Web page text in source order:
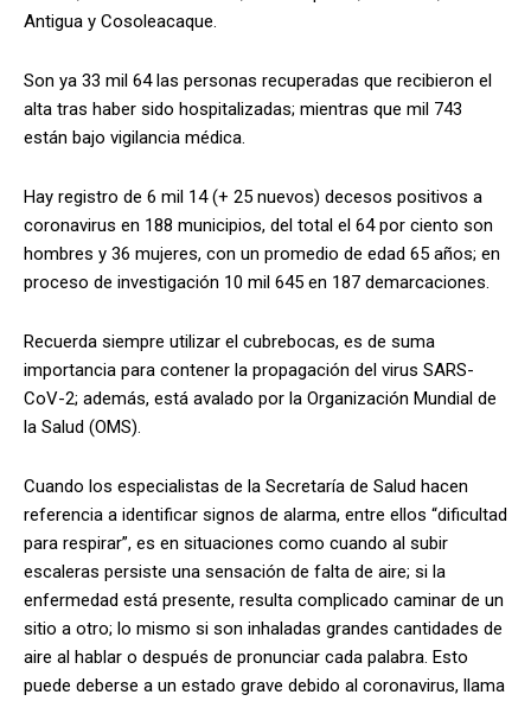
Antigua y Cosoleacaque.
Son ya 33 mil 64 las personas recuperadas que recibieron el
alta tras haber sido hospitalizadas; mientras que mil 743
están bajo vigilancia médica.
Hay registro de 6 mil 14 (+ 25 nuevos) decesos positivos a
coronavirus en 188 municipios, del total el 64 por ciento son
hombres y 36 mujeres, con un promedio de edad 65 años; en
proceso de investigación 10 mil 645 en 187 demarcaciones.
Recuerda siempre utilizar el cubrebocas, es de suma
importancia para contener la propagación del virus SARS-
CoV-2; además, está avalado por la Organización Mundial de
la Salud (OMS).
Cuando los especialistas de la Secretaría de Salud hacen
referencia a identificar signos de alarma, entre ellos “dificultad
para respirar”, es en situaciones como cuando al subir
escaleras persiste una sensación de falta de aire; si la
enfermedad está presente, resulta complicado caminar de un
sitio a otro; lo mismo si son inhaladas grandes cantidades de
aire al hablar o después de pronunciar cada palabra. Esto
puede deberse a un estado grave debido al coronavirus, llama